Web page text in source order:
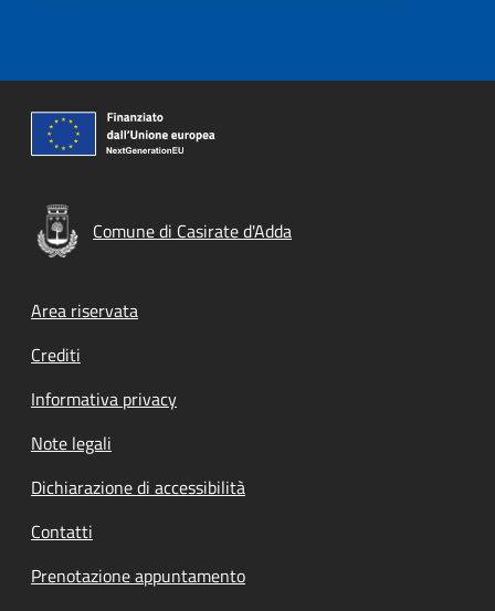
Comune di Casirate d'Adda
Footer menu
Area riservata
Crediti
Informativa privacy
Note legali
Dichiarazione di accessibilità
Contatti
Prenotazione appuntamento